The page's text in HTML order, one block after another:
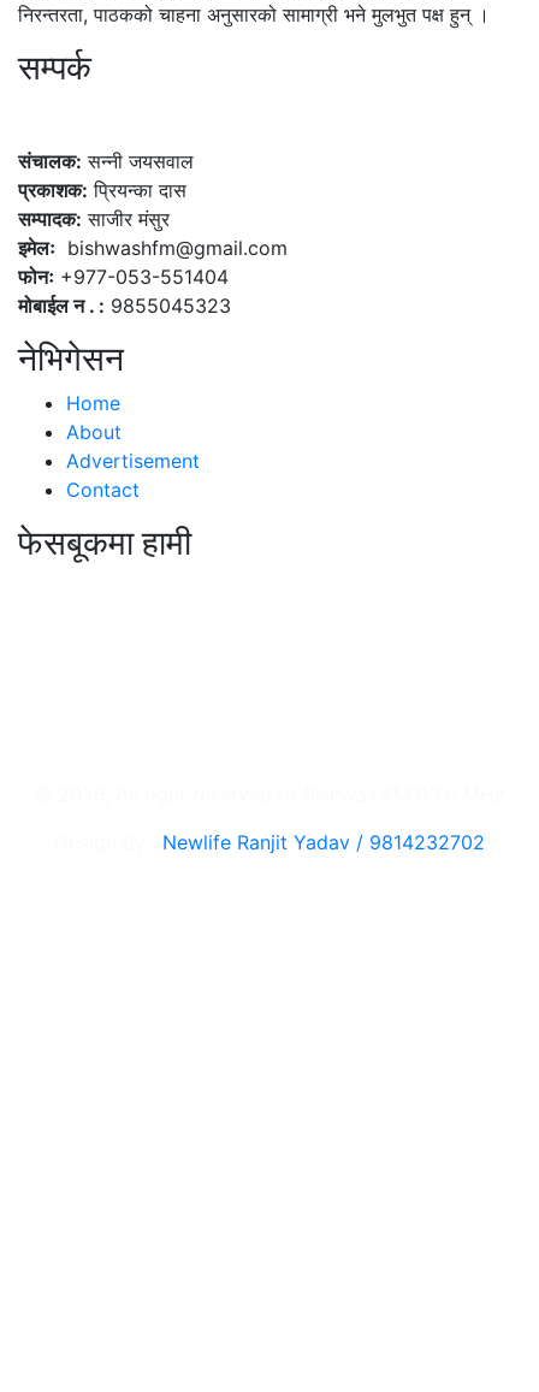
निरन्तरता, पाठकको चाहना अनुसारको सामाग्री भने मुलभुत पक्ष हुन् ।
सम्पर्क
संचालक: सन्नी जयसवाल
प्रकाशक: प्रियन्का दास
सम्पादक: साजीर मंसुर
इमेलः bishwashfm@gmail.com
फोनः +977-053-551404
मोबाईल न . : 9855045323
नेभिगेसन
Home
About
Advertisement
Contact
फेसबूकमा हामी
Newlife Ranjit Yadav / 9814232702